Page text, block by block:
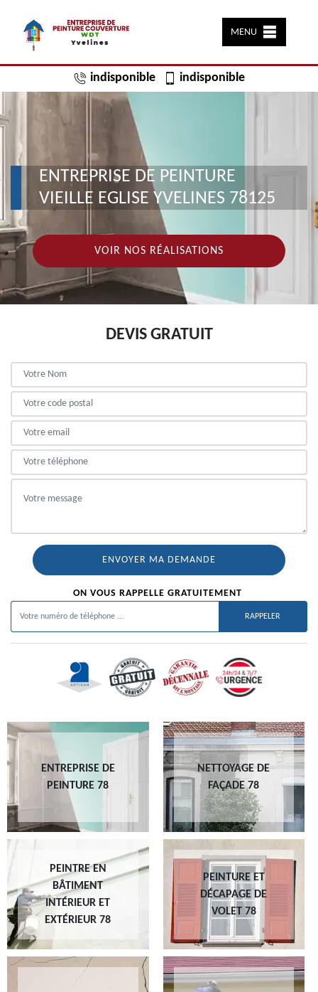
MENU
indisponible indisponible
ENTREPRISE DE PEINTURE
VIEILLE EGLISE YVELINES 78125
VOIR NOS RÉALISATIONS
DEVIS GRATUIT
ON VOUS RAPPELLE GRATUITEMENT
ENTREPRISE DE
PEINTURE 78
NETTOYAGE DE
FAÇADE 78
PEINTRE EN
BÂTIMENT
INTÉRIEUR ET
EXTÉRIEUR 78
PEINTURE ET
DÉCAPAGE DE
VOLET 78